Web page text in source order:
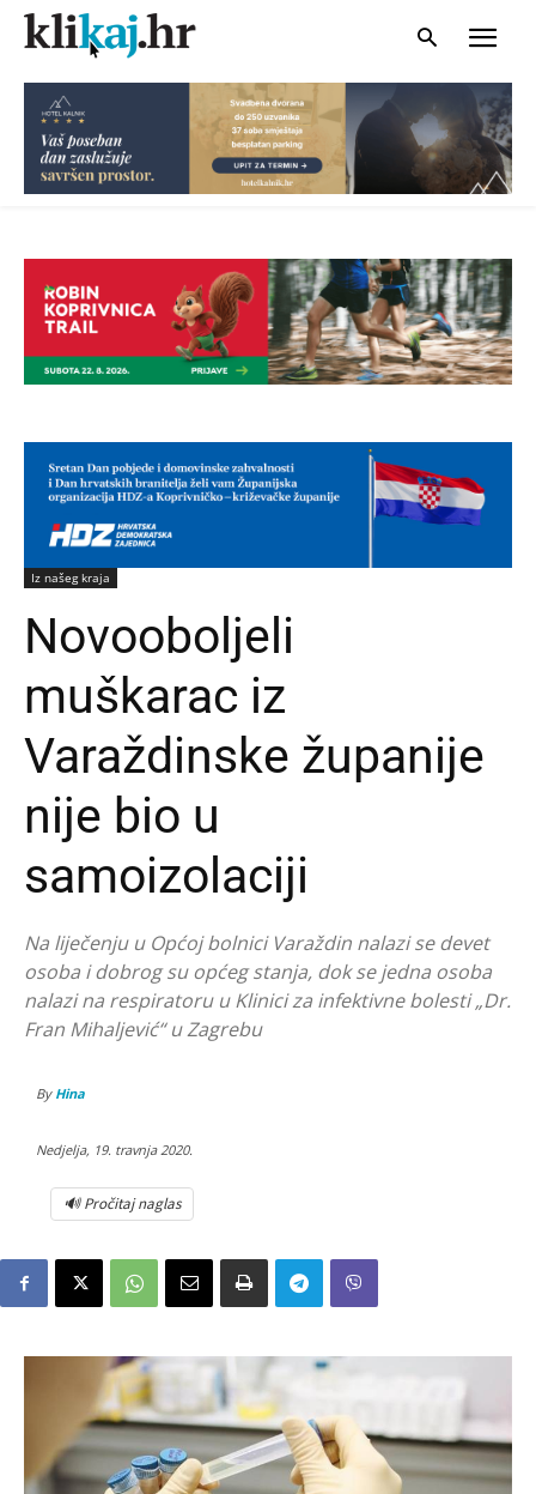
Iz našeg kraja
Novooboljeli
muškarac iz
Varaždinske županije
nije bio u
samoizolaciji
Na liječenju u Općoj bolnici Varaždin nalazi se devet
osoba i dobrog su općeg stanja, dok se jedna osoba
nalazi na respiratoru u Klinici za infektivne bolesti „Dr.
Fran Mihaljević“ u Zagrebu
By Hina
Nedjelja, 19. travnja 2020.
🔊 Pročitaj naglas